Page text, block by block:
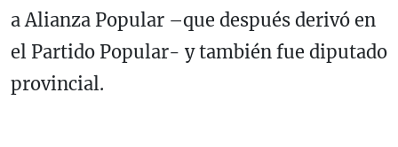
a Alianza Popular –que después derivó en
el Partido Popular- y también fue diputado
provincial.